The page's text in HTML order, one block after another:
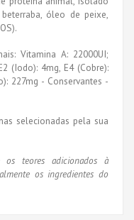
óleo de peixe,
Vitamina A: 22000UI;
(Iodo): 4mg, E4 (Cobre):
227mg - Conservantes -
selecionadas pela sua
os teores adicionados à
os ingredientes do